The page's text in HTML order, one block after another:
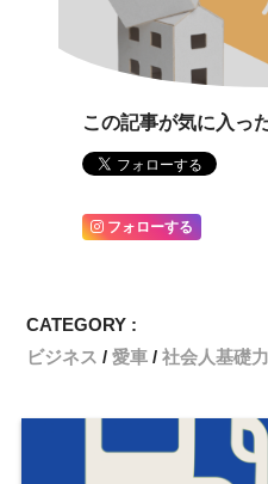
この記事が気に入っ
フォローする
CATEGORY :
ビジネス
愛車 社会人基礎力